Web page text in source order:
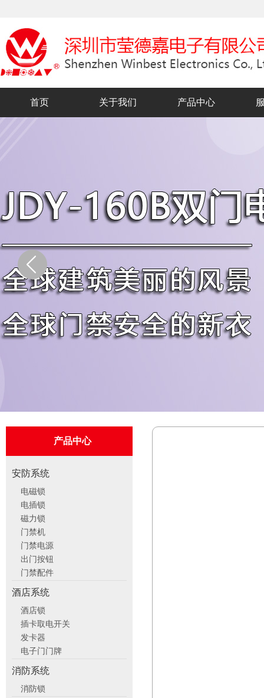
首页 关于我们 产品中心
产品中心
安防系统
电磁锁
电插锁
磁力锁
门禁机
门禁电源
出门按钮
门禁配件
酒店系统
酒店锁
插卡取电开关
发卡器
电子门门牌
消防系统
消防锁